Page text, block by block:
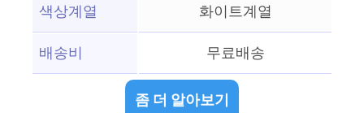
색상계열
화이트계열
배송비
무료배송
좀 더 알아보기